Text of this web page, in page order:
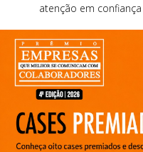
atenção em confiança